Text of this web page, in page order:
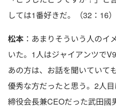
しては1番好きだ。（32：16）
松本 ：あまりそういう人のイ
いた。1人はジャイアンツで
あの方は、お話を聞いていて
優秀な方だったと思う。2人
締役会長兼CEOだった武田國